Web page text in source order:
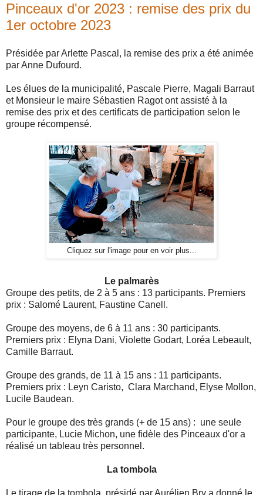
Pinceaux d'or 2023 : remise des prix du
1er octobre 2023
Présidée par Arlette Pascal, la remise des prix a été animée
par Anne Dufourd.
Les élues de la municipalité, Pascale Pierre, Magali Barraut
et Monsieur le maire Sébastien Ragot ont assisté à la
remise des prix et des certificats de participation selon le
groupe récompensé.
Cliquez sur l'image pour en voir plus...
Le palmarès
Groupe des petits, de 2 à 5 ans : 13 participants. Premiers
prix : Salomé Laurent, Faustine Canell.
Groupe des moyens, de 6 à 11 ans : 30 participants.
Premiers prix : Elyna Dani, Violette Godart, Loréa Lebeault,
Camille Barraut.
Groupe des grands, de 11 à 15 ans : 11 participants.
Premiers prix : Leyn Caristo, Clara Marchand, Elyse Mollon,
Lucile Baudean.
Pour le groupe des très grands (+ de 15 ans) : une seule
participante, Lucie Michon, une fidèle des Pinceaux d'or a
réalisé un tableau très personnel.
La tombola
Le tirage de la tombola, présidé par Aurélien Bry a donné le